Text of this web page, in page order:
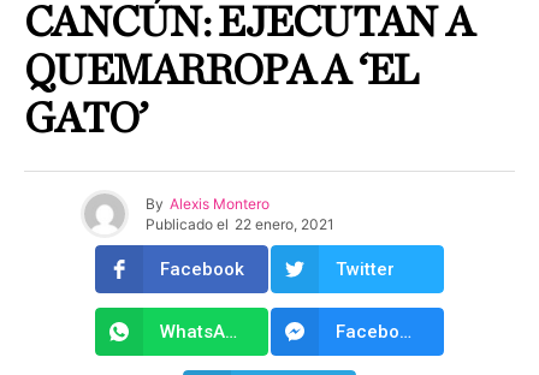
CANCÚN: EJECUTAN A
QUEMARROPA A ‘EL
GATO’
By Alexis Montero
Publicado el 22 enero, 2021
Facebook Twitter
WhatsApp Facebook Messenger